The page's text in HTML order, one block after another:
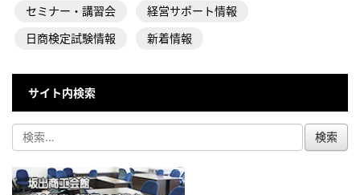
セミナー・講習会
経営サポート情報
日商検定試験情報
新着情報
サイト内検索